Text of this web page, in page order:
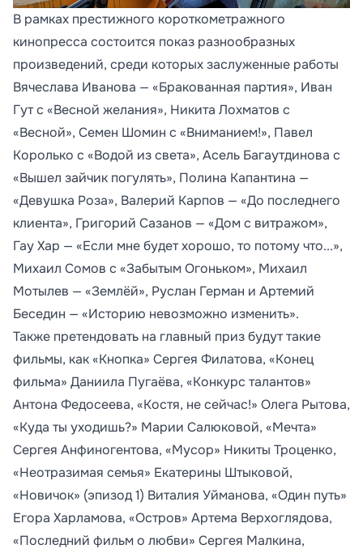
В рамках престижного короткометражного
кинопресса состоится показ разнообразных
произведений, среди которых заслуженные работы
Вячеслава Иванова — «Бракованная партия», Иван
Гут с «Весной желания», Никита Лохматов с
«Весной», Семен Шомин с «Вниманием!», Павел
Королько с «Водой из света», Асель Багаутдинова с
«Вышел зайчик погулять», Полина Капантина —
«Девушка Роза», Валерий Карпов — «До последнего
клиента», Григорий Сазанов — «Дом с витражом»,
Гау Хар — «Если мне будет хорошо, то потому что...»,
Михаил Сомов с «Забытым Огоньком», Михаил
Мотылев — «Землёй», Руслан Герман и Артемий
Беседин — «Историю невозможно изменить».
Также претендовать на главный приз будут такие
фильмы, как «Кнопка» Сергея Филатова, «Конец
фильма» Даниила Пугаёва, «Конкурс талантов»
Антона Федосеева, «Костя, не сейчас!» Олега Рытова,
«Куда ты уходишь?» Марии Салюковой, «Мечта»
Сергея Анфиногентова, «Мусор» Никиты Троценко,
«Неотразимая семья» Екатерины Штыковой,
«Новичок» (эпизод 1) Виталия Уйманова, «Один путь»
Егора Харламова, «Остров» Артема Верхоглядова,
«Последний фильм о любви» Сергея Малкина,